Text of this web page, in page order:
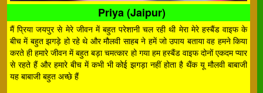
Priya (Jaipur)
मैं प्रिया जयपुर से मेरे जीवन में बहुत परेशानी चल रही थी मेरा मेरे हस्बैंड वाइफ के
बीच में बहुत झगड़े हो रहे थे और मौलवी साहब ने हमें जो उपाय बताया वह हमने किया
करते ही हमारे जीवन में बहुत बड़ा चमत्कार हो गया हम हस्बैंड वाइफ दोनों एकदम प्यार
से रहते हैं और हमारे बीच में कभी भी कोई झगड़ा नहीं होता है थैंक यू मौलवी बाबाजी
यह बाबाजी बहुत अच्छे हैं